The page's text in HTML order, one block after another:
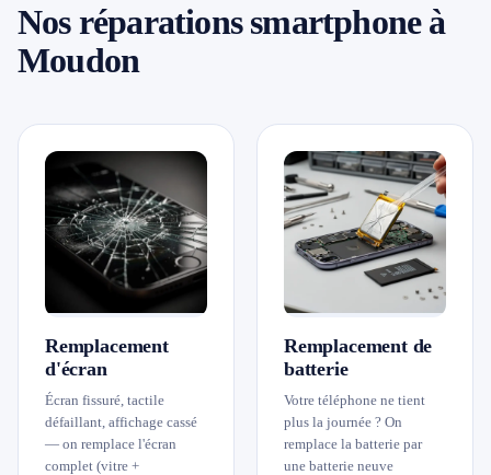
Gros-de-Vaud
Broye
Jura & Plateau 4
Hors zone 2
→ Toutes les zones d'intervention (21 villes)
079 716 53 82
Nos réparations smartphone à
Moudon
Remplacement
d'écran
Écran fissuré, tactile
défaillant, affichage cassé
— on remplace l'écran
complet (vitre +
Remplacement de
batterie
Votre téléphone ne tient
plus la journée ? On
remplace la batterie par
une batterie neuve